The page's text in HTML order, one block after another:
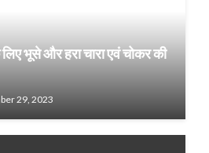
भूसे और हरा चारा एवं चोकर की
29, 2023